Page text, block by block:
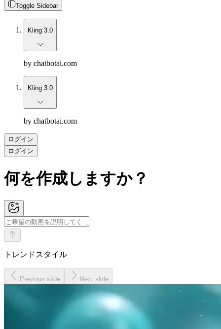
Toggle Sidebar
Kling 3.0
by chatbotai.com
Kling 3.0
by chatbotai.com
ログイン
ログイン
何を作成しますか？
トレンドスタイル
Previous slide Next slide